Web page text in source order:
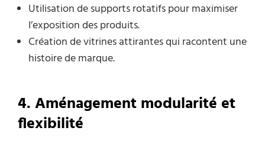
Utilisation de supports rotatifs pour maximiser
l’exposition des produits.
Création de vitrines attirantes qui racontent une
histoire de marque.
4. Aménagement modularité et
flexibilité